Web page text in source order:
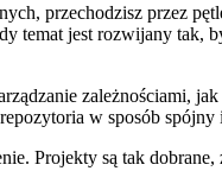
przechodzisz przez
temat jest rozwijany tak,
zależnościami,
w sposób spójny
Projekty są tak